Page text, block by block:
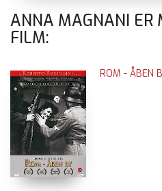
ANNA MAGNANI ER
FILM:
ROM - ÅBEN